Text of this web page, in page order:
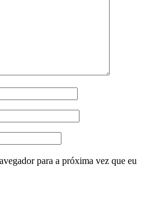
para a próxima vez que eu